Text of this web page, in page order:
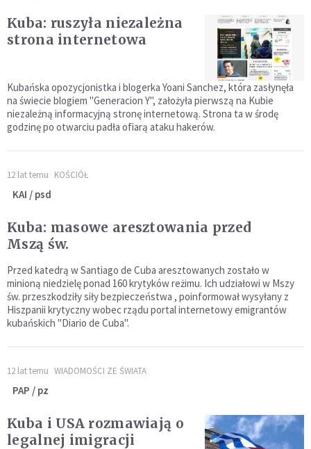
Kuba: ruszyła niezależna
strona internetowa
Kubańska opozycjonistka i blogerka Yoani Sanchez, która zasłynęła
na świecie blogiem "Generacion Y", założyła pierwszą na Kubie
niezależną informacyjną stronę internetową. Strona ta w środę
godzinę po otwarciu padła ofiarą ataku hakerów.
12 lat temu KOŚCIÓŁ
KAI / psd
Kuba: masowe aresztowania przed
Mszą św.
Przed katedrą w Santiago de Cuba aresztowanych zostało w
minioną niedzielę ponad 160 krytyków reżimu. Ich udziałowi w Mszy
św. przeszkodziły siły bezpieczeństwa , poinformował wysyłany z
Hiszpanii krytyczny wobec rządu portal internetowy emigrantów
kubańskich "Diario de Cuba".
12 lat temu WIADOMOŚCI ZE ŚWIATA
PAP / pz
Kuba i USA rozmawiają o
legalnej imigracji